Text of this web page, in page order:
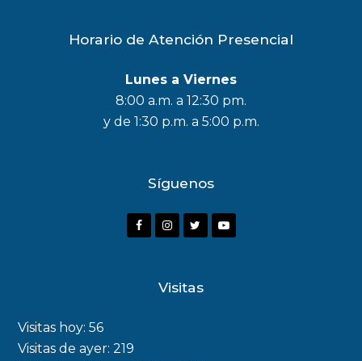
Horario de Atención Presencial
Lunes a Viernes
8:00 a.m. a 12:30 pm.
y de 1:30 p.m. a 5:00 p.m.
Síguenos
F
I
Y
Visitas
Visitas hoy:56
Visitas de ayer:219